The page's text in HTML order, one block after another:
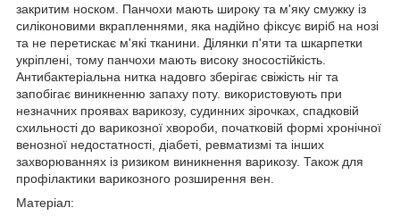
закритим носком. Панчохи мають широку та м'яку смужку із
силіконовими вкрапленнями, яка надійно фіксує виріб на нозі
та не перетискає м'які тканини. Ділянки п'яти та шкарпетки
укріплені, тому панчохи мають високу зносостійкість.
Антибактеріальна нитка надовго зберігає свіжість ніг та
запобігає виникненню запаху поту. використовують при
незначних проявах варикозу, судинних зірочках, спадковій
схильності до варикозної хвороби, початковій формі хронічної
венозної недостатності, діабеті, ревматизмі та інших
захворюваннях із ризиком виникнення варикозу. Також для
профілактики варикозного розширення вен.
Матеріал: